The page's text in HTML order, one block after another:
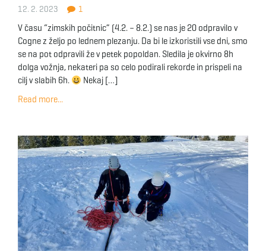
12. 2. 2023 1
V času “zimskih počitnic” (4.2. – 8.2.) se nas je 20 odpravilo v
Cogne z željo po lednem plezanju. Da bi le izkoristili vse dni, smo
se na pot odpravili že v petek popoldan. Sledila je okvirno 8h
dolga vožnja, nekateri pa so celo podirali rekorde in prispeli na
cilj v slabih 6h.
Nekaj […]
Read more...